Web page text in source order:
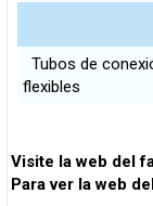
Tubos de
flexibles
Visite la web del
Para ver la web